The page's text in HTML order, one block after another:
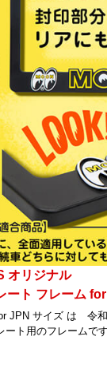
オリジナル
ート フレーム
JPN サイズ は 令
ト用のフレームです